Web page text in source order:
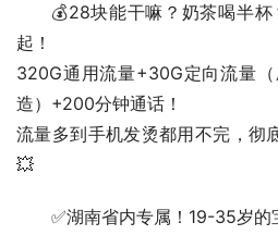
💰28块能干嘛？奶茶喝半
起！
320G通用流量+30G定向流量
造）+200分钟通话！
流量多到手机发烫都用不完，彻
💥
✅湖南省内专属！19-35岁的